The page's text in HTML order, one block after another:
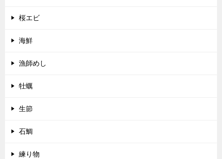
桜エビ
海鮮
漁師めし
牡蠣
生節
石鯛
練り物